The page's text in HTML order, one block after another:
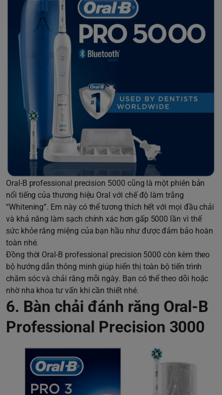
Oral-B professional precision 5000 cũng là một phiên bản
nổi tiếng của thương hiệu Oral với chế độ làm trắng
“Whitening”. Em này có thể tương thích hết với mọi đầu chải
và khả năng làm sạch chính xác hơn gấp 5000 lần vì thế
sức khỏe răng miệng của bạn hầu như được đảm bảo hoàn
toàn nhé.
Đồng thời Oral-B professional precision 5000 còn kèm theo
bộ hướng dẫn thông minh giúp hiển thị toàn bộ tiến trình
chăm sóc và chải răng mỗi ngày. Bạn có thể theo dõi hoặc
nhờ nha khoa tư vấn khi cần thiết nhé.
6. Bàn chải đánh răng Oral-B
Professional Precision 3000